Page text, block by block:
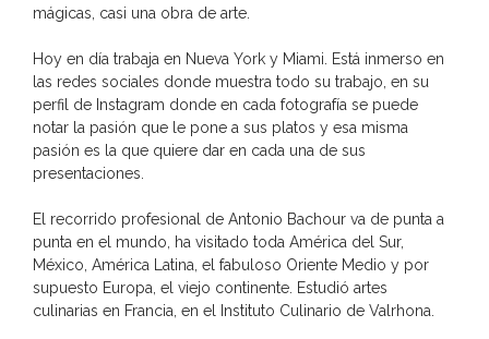
mágicas, casi una obra de arte.
Hoy en día trabaja en Nueva York y Miami. Está inmerso en
las redes sociales donde muestra todo su trabajo, en su
perfil de Instagram donde en cada fotografía se puede
notar la pasión que le pone a sus platos y esa misma
pasión es la que quiere dar en cada una de sus
presentaciones.
El recorrido profesional de Antonio Bachour va de punta a
punta en el mundo, ha visitado toda América del Sur,
México, América Latina, el fabuloso Oriente Medio y por
supuesto Europa, el viejo continente. Estudió artes
culinarias en Francia, en el Instituto Culinario de Valrhona.